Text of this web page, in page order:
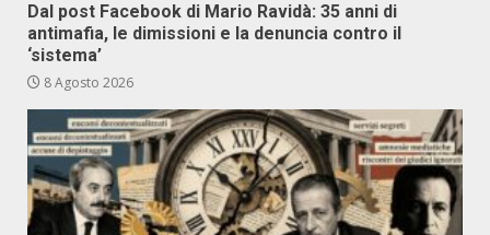
Dal post Facebook di Mario Ravidà: 35 anni di
antimafia, le dimissioni e la denuncia contro il
‘sistema’
8 Agosto 2026